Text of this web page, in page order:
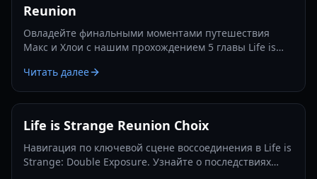
Reunion
Овладейте финальными моментами путешествия
Макс и Хлои с нашим прохождением 5 главы Life is
Фермонт и делайте сложный выбор.
Читать далее
Life is Strange Reunion Choix
Навигация по ключевой сцене воссоединения в Life is
Strange: Double Exposure. Узнайте о последствиях